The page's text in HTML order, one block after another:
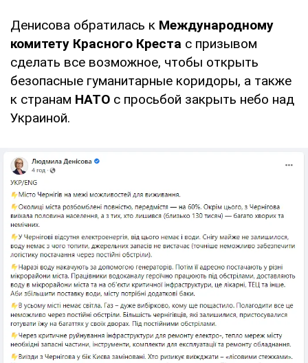
Денисова обратилась к Международному
комитету Красного Креста с призывом
сделать все возможное, чтобы открыть
безопасные гуманитарные коридоры, а также
к странам НАТО с просьбой закрыть небо над
Украиной.